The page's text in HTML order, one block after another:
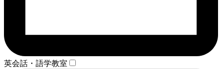
英会話・語学教室